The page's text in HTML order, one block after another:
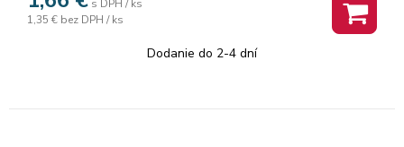
s DPH / ks
1,35 € bez DPH / ks
Dodanie do 2-4 dní